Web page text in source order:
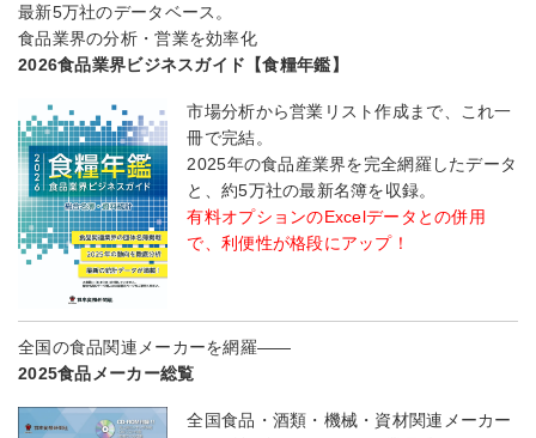
最新5万社のデータベース。
食品業界の分析・営業を効率化
2026食品業界ビジネスガイド【食糧年鑑】
市場分析から営業リスト作成まで、これ一
冊で完結。
2025年の食品産業界を完全網羅したデータ
と、約5万社の最新名簿を収録。
有料オプションのExcelデータとの併用
で、利便性が格段にアップ！
全国の食品関連メーカーを網羅――
2025食品メーカー総覧
全国食品・酒類・機械・資材関連メーカー